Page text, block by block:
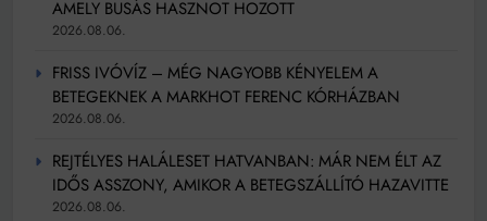
AMELY BUSÁS HASZNOT HOZOTT
2026.08.06.
FRISS IVÓVÍZ – MÉG NAGYOBB KÉNYELEM A
BETEGEKNEK A MARKHOT FERENC KÓRHÁZBAN
2026.08.06.
REJTÉLYES HALÁLESET HATVANBAN: MÁR NEM ÉLT AZ
IDŐS ASSZONY, AMIKOR A BETEGSZÁLLÍTÓ HAZAVITTE
2026.08.06.